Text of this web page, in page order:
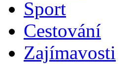
Sport
Cestování
Zajímavosti